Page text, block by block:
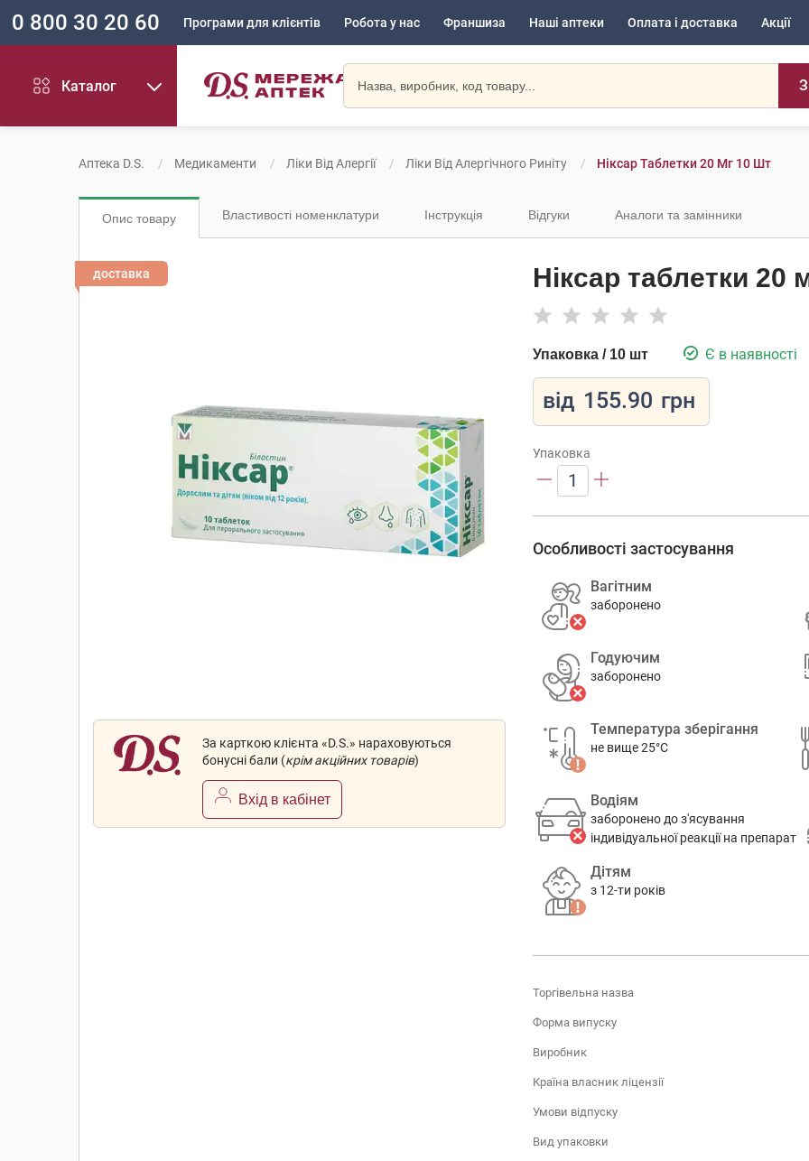
0 800 30 20 60 Програми для клієнтів Робота у нас Франшиза Наші аптеки Оплата і доставка Акції
Каталог
Аптека D.S. Медикаменти Ліки Від Алергії Ліки Від Алергічного Риніту Ніксар Таблетки 20 Мг 10 Шт
Опис товару Властивості номенклатури Інструкція Відгуки Аналоги та замінники
доставка
За карткою клієнта «D.S.» нараховуються
бонусні бали (крім акційних товарів)
Вхід в кабінет
Ніксар таблетки 20
Упаковка / 10 шт Є в наявності
від 155.90 грн
Упаковка
1
Особливості застосування
Вагітним
заборонено
Годуючим
заборонено
Температура зберігання
не вище 25°C
Водіям
заборонено до з'ясування
індивідуальної реакції на препарат
Дітям
з 12-ти років
Торгівельна назва
Форма випуску
Виробник
Країна власник ліцензії
Умови відпуску
Вид упаковки